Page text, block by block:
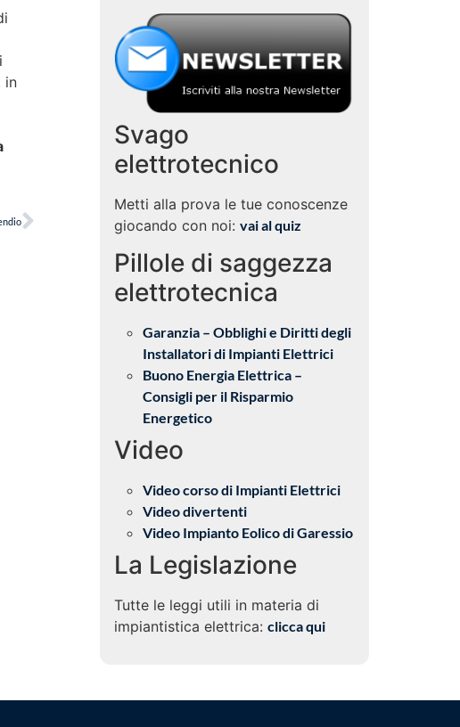
in
Svago
elettrotecnico
Metti alla prova le tue conoscenze
giocando con noi: vai al quiz
Pillole di saggezza
elettrotecnica
Garanzia – Obblighi e Diritti degli
Installatori di Impianti Elettrici
Buono Energia Elettrica –
Consigli per il Risparmio
Energetico
Video
Video corso di Impianti Elettrici
Video divertenti
Video Impianto Eolico di Garessio
La Legislazione
Tutte le leggi utili in materia di
impiantistica elettrica: clicca qui